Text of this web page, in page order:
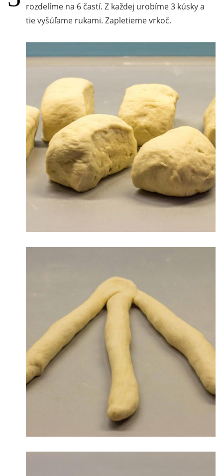
rozdelíme na 6 častí. Z každej urobíme 3 kúsky a
tie vyšúľame rukami. Zapletieme vrkoč.